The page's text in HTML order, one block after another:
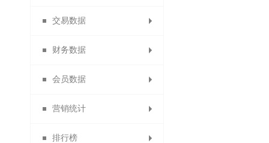
分销商自动延期
默认分销商等级
代理商团队业绩
代理商业绩奖励规则
团队管理奖
订货商团队业绩
团队管理奖
导出供应商
供应商公告
招商经理管理
供应商商品审核
供应商门店审核
门店分组
门店行业
门店收款码
备份商品导入
商品导出
商品助手
淘宝商品
积分兑换订单
导出订单
备份订单导入
导出身份证图片
交易数据
交易概况
商品概况
订单统计
退换货统计
财务数据
提现统计
充值统计
会员数据
会员概况
代理商概况
营销统计
排行榜